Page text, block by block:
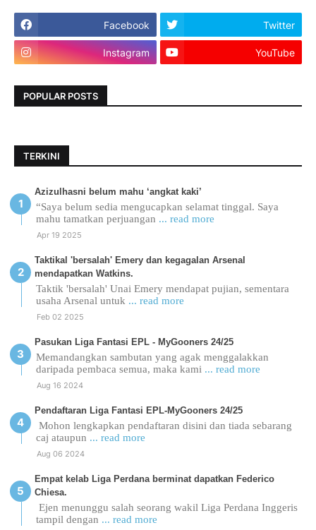
Facebook Twitter
Instagram YouTube
POPULAR POSTS
TERKINI
Azizulhasni belum mahu ‘angkat kaki’
“Saya belum sedia mengucapkan selamat tinggal. Saya
mahu tamatkan perjuangan ... read more
Apr 19 2025
Taktikal 'bersalah' Emery dan kegagalan Arsenal
mendapatkan Watkins.
Taktik 'bersalah' Unai Emery mendapat pujian, sementara
usaha Arsenal untuk ... read more
Feb 02 2025
Pasukan Liga Fantasi EPL - MyGooners 24/25
Memandangkan sambutan yang agak menggalakkan
daripada pembaca semua, maka kami ... read more
Aug 16 2024
Pendaftaran Liga Fantasi EPL-MyGooners 24/25
Mohon lengkapkan pendaftaran disini dan tiada sebarang
caj ataupun ... read more
Aug 06 2024
Empat kelab Liga Perdana berminat dapatkan Federico
Chiesa.
Ejen menunggu salah seorang wakil Liga Perdana Inggeris
tampil dengan ... read more